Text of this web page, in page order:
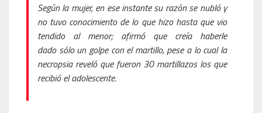
Según la mujer, en ese instante su razón se nubló y
no tuvo conocimiento de lo que hizo hasta que vio
tendido al menor; afirmó que creía haberle
dado sólo un golpe con el martillo, pese a lo cual la
necropsia reveló que fueron 30 martillazos los que
recibió el adolescente.